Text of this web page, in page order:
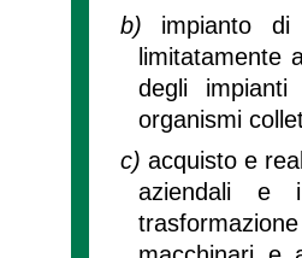
b) impianto
limitatamente
degli
organismi
c) acquisto e
aziendali e